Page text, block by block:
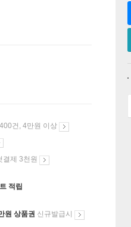
건, 4만원 이상
결제 3천원
적립
원 상품권 신규발급시